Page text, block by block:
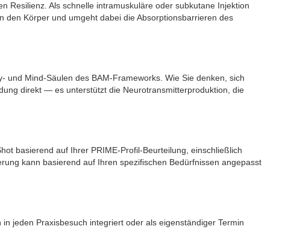
Resilienz. Als schnelle intramuskuläre oder subkutane Injektion
den Körper und umgeht dabei die Absorptionsbarrieren des
Mind-Säulen des BAM-Frameworks. Wie Sie denken, sich
direkt — es unterstützt die Neurotransmitterproduktion, die
basierend auf Ihrer PRIME-Profil-Beurteilung, einschließlich
kann basierend auf Ihren spezifischen Bedürfnissen angepasst
jeden Praxisbesuch integriert oder als eigenständiger Termin